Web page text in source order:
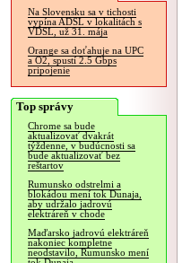
Na Slovensku sa v tichosti
vypína ADSL v lokalitách s
VDSL, už 31. mája
Orange sa doťahuje na UPC
a O2, spustí 2.5 Gbps
pripojenie
Top správy
Chrome sa bude
aktualizovať dvakrát
týždenne, v budúcnosti sa
bude aktualizovať bez
reštartov
Rumunsko odstrelmi a
blokádou mení tok Dunaja,
aby udržalo jadrovú
elektráreň v chode
Maďarsko jadrovú elektráreň
nakoniec kompletne
neodstavilo, Rumunsko mení